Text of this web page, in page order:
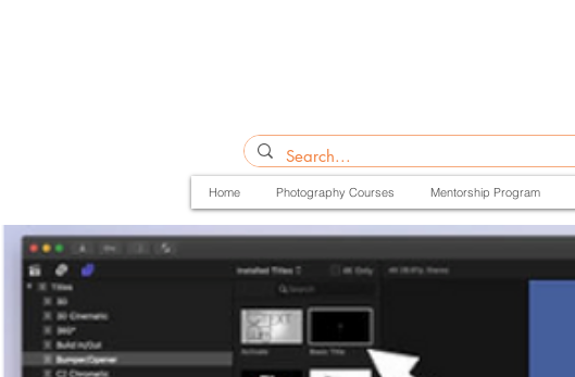
Home Photography Courses Mentorship Program